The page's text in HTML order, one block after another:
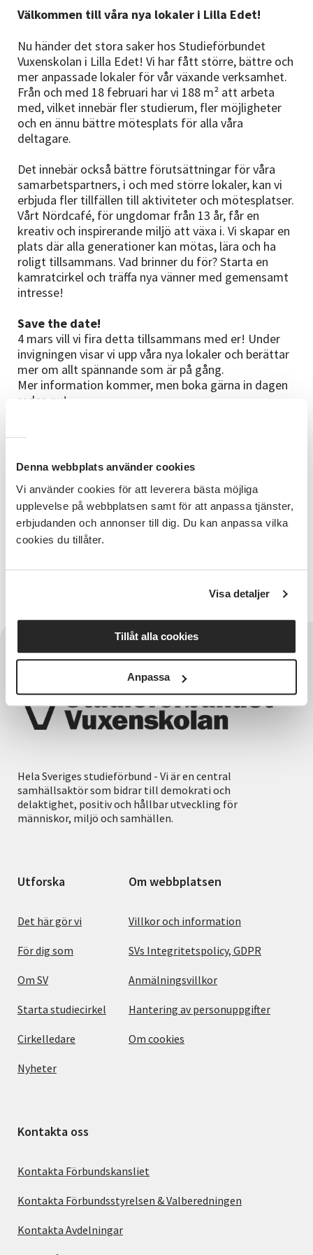
Denna webbplats använder cookies
Vi använder cookies för att leverera bästa möjliga
upplevelse på webbplatsen samt för att anpassa tjänster,
erbjudanden och annonser till dig. Du kan anpassa vilka
cookies du tillåter.
Visa detaljer
Tillåt alla cookies
Anpassa
Nyheter
Avdelningar
Lyssna
Välkommen till våra nya lokaler i Lilla Edet!
Nu händer det stora saker hos Studieförbundet
Vuxenskolan i Lilla Edet! Vi har fått större, bättre och
mer anpassade lokaler för vår växande verksamhet.
Från och med 18 februari har vi 188 m² att arbeta
med, vilket innebär fler studierum, fler möjligheter
och en ännu bättre mötesplats för alla våra
deltagare.
Det innebär också bättre förutsättningar för våra
samarbetspartners, i och med större lokaler, kan vi
erbjuda fler tillfällen till aktiviteter och mötesplatser.
Vårt Nördcafé, för ungdomar från 13 år, får en
kreativ och inspirerande miljö att växa i. Vi skapar en
plats där alla generationer kan mötas, lära och ha
roligt tillsammans. Vad brinner du för? Starta en
kamratcirkel och träffa nya vänner med gemensamt
intresse!
Save the date!
4 mars vill vi fira detta tillsammans med er! Under
invigningen visar vi upp våra nya lokaler och berättar
mer om allt spännande som är på gång.
Mer information kommer, men boka gärna in dagen
redan nu!
Verksamhetsutvecklare Ale Lilla Edet
Hela Sveriges studieförbund - Vi är en central
samhällsaktör som bidrar till demokrati och
delaktighet, positiv och hållbar utveckling för
människor, miljö och samhällen.
Utforska
Det här gör vi
För dig som
Om SV
Starta studiecirkel
Cirkelledare
Nyheter
Om webbplatsen
Villkor och information
SVs Integritetspolicy, GDPR
Anmälningsvillkor
Hantering av personuppgifter
Om cookies
Kontakta oss
Kontakta Förbundskansliet
Kontakta Förbundsstyrelsen & Valberedningen
Kontakta Avdelningar